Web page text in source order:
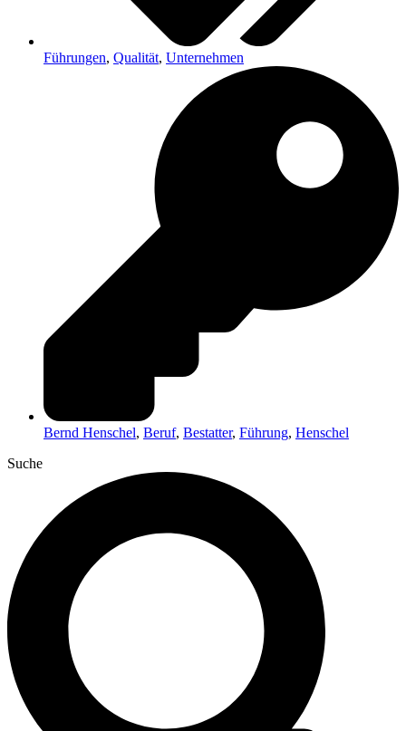
Führungen, Qualität, Unternehmen
Bernd Henschel, Beruf, Bestatter, Führung, Henschel
Suche